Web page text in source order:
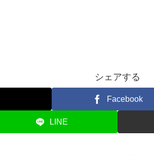
シェアする
Facebook
LINE